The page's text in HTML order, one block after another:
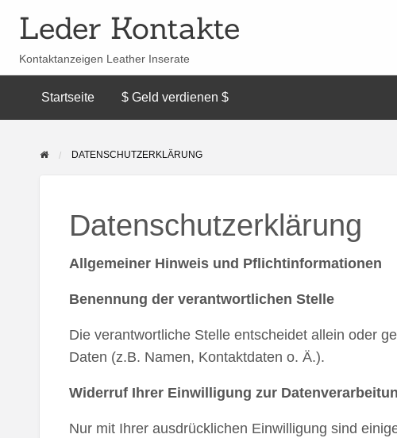
Leder Kontakte
Kontaktanzeigen Leather Inserate
Startseite $ Geld verdienen $
DATENSCHUTZERKLÄRUNG
Datenschutzerklärung
Allgemeiner Hinweis und Pflichtinformationen
Benennung der verantwortlichen Stelle
Die verantwortliche Stelle entscheidet allein oder
Daten (z.B. Namen, Kontaktdaten o. Ä.).
Widerruf Ihrer Einwilligung zur
Nur mit Ihrer ausdrücklichen Einwilligung sind